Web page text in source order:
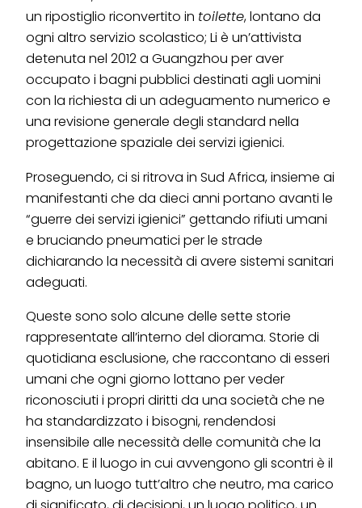
un ripostiglio riconvertito in toilette, lontano da
ogni altro servizio scolastico; Li è un’attivista
detenuta nel 2012 a Guangzhou per aver
occupato i bagni pubblici destinati agli uomini
con la richiesta di un adeguamento numerico e
una revisione generale degli standard nella
progettazione spaziale dei servizi igienici.
Proseguendo, ci si ritrova in Sud Africa, insieme ai
manifestanti che da dieci anni portano avanti le
“guerre dei servizi igienici” gettando rifiuti umani
e bruciando pneumatici per le strade
dichiarando la necessità di avere sistemi sanitari
adeguati.
Queste sono solo alcune delle sette storie
rappresentate all’interno del diorama. Storie di
quotidiana esclusione, che raccontano di esseri
umani che ogni giorno lottano per veder
riconosciuti i propri diritti da una società che ne
ha standardizzato i bisogni, rendendosi
insensibile alle necessità delle comunità che la
abitano. E il luogo in cui avvengono gli scontri è il
bagno, un luogo tutt’altro che neutro, ma carico